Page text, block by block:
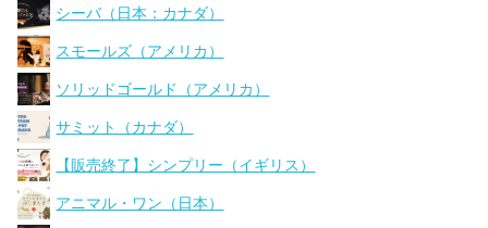
シーバ（日本：カナダ）
スモールズ（アメリカ）
ソリッドゴールド（アメリカ）
サミット（カナダ）
【販売終了】シンプリー（イギリス）
アニマル・ワン（日本）